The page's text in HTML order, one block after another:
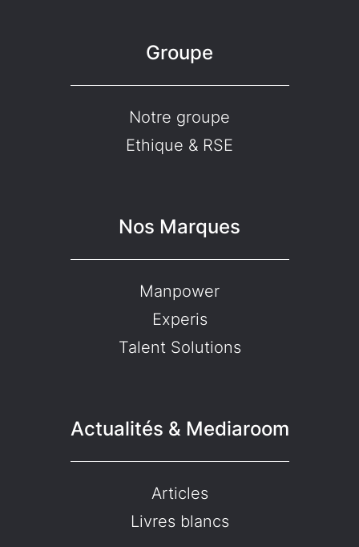
Groupe
Notre groupe
Ethique & RSE
Nos Marques
Manpower
Experis
Talent Solutions
Actualités & Mediaroom
Articles
Livres blancs